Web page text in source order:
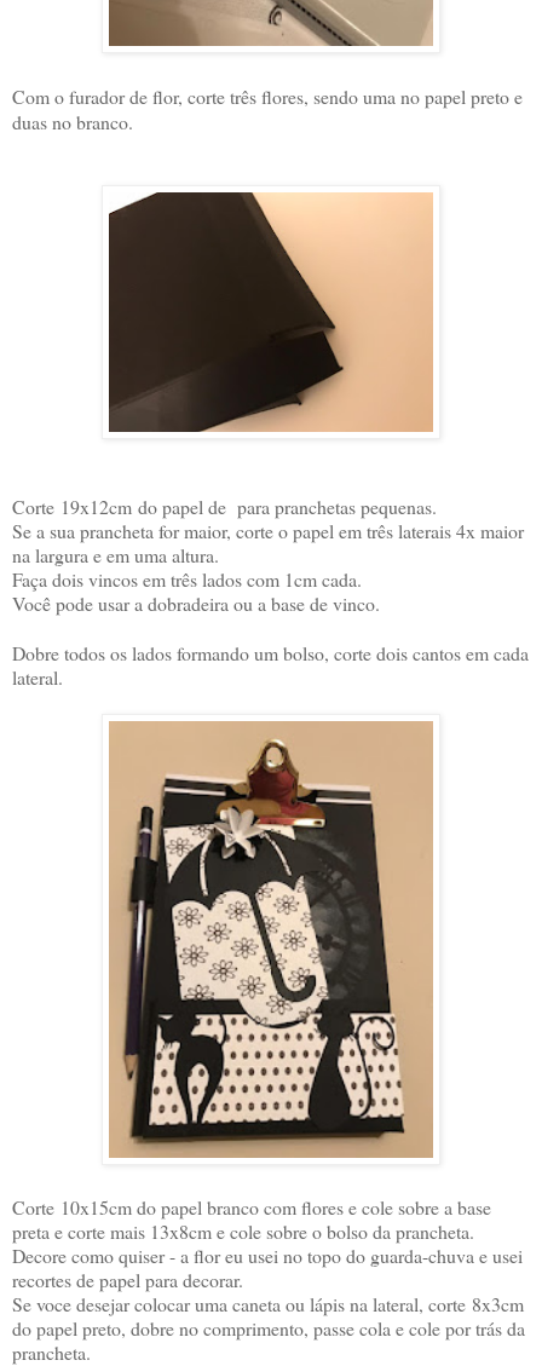
Com o furador de flor, corte três flores, sendo uma no papel preto e
duas no branco.
Corte 19x12cm do papel de para pranchetas pequenas.
Se a sua prancheta for maior, corte o papel em três laterais 4x maior
na largura e em uma altura.
Faça dois vincos em três lados com 1cm cada.
Você pode usar a dobradeira ou a base de vinco.
Dobre todos os lados formando um bolso, corte dois cantos em cada
lateral.
Corte 10x15cm do papel branco com flores e cole sobre a base
preta e corte mais 13x8cm e cole sobre o bolso da prancheta.
Decore como quiser - a flor eu usei no topo do guarda-chuva e usei
recortes de papel para decorar.
Se voce desejar colocar uma caneta ou lápis na lateral, corte 8x3cm
do papel preto, dobre no comprimento, passe cola e cole por trás da
prancheta.